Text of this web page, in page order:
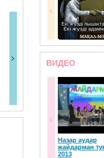
ВИДЕО
Назар аудар
жайдарман
2013